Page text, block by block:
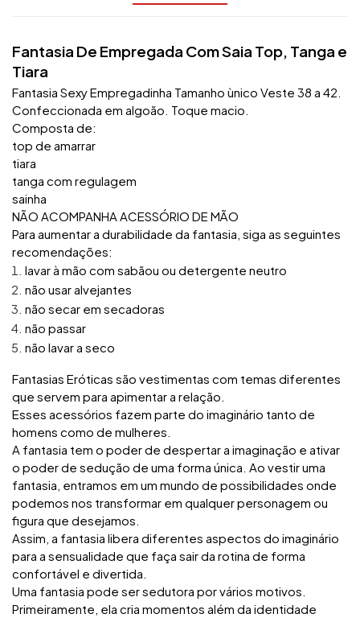
Fantasia De Empregada Com Saia Top, Tanga e
Tiara
Fantasia Sexy Empregadinha Tamanho ùnico Veste 38 a 42.
Confeccionada em algoão. Toque macio.
Composta de:
top de amarrar
tiara
tanga com regulagem
sainha
NÃO ACOMPANHA ACESSÓRIO DE MÃO
Para aumentar a durabilidade da fantasia, siga as seguintes
recomendações:
lavar à mão com sabãou ou detergente neutro
não usar alvejantes
não secar em secadoras
não passar
não lavar a seco
Fantasias Eróticas são vestimentas com temas diferentes
que servem para apimentar a relação.
Esses acessórios fazem parte do imaginário tanto de
homens como de mulheres.
A fantasia tem o poder de despertar a imaginação e ativar
o poder de sedução de uma forma única. Ao vestir uma
fantasia, entramos em um mundo de possibilidades onde
podemos nos transformar em qualquer personagem ou
figura que desejamos.
Assim, a fantasia libera diferentes aspectos do imaginário
para a sensualidade que faça sair da rotina de forma
confortável e divertida.
Uma fantasia pode ser sedutora por vários motivos.
Primeiramente, ela cria momentos além da identidade